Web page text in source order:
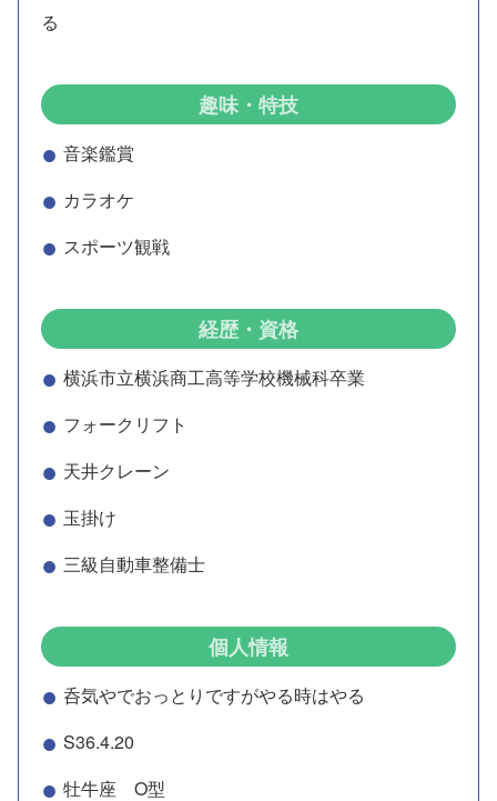
る
趣味・特技
音楽鑑賞
カラオケ
スポーツ観戦
経歴・資格
横浜市立横浜商工高等学校機械科卒業
フォークリフト
天井クレーン
玉掛け
三級自動車整備士
個人情報
呑気やでおっとりですがやる時はやる
S36.4.20
牡牛座 O型